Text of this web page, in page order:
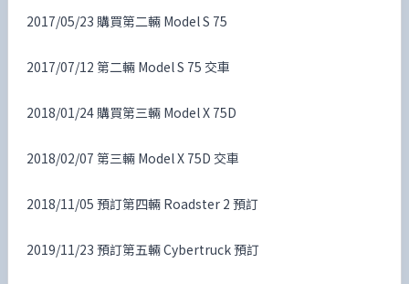
2017/05/23 購買第二輛 Model S 75
2017/07/12 第二輛 Model S 75 交車
2018/01/24 購買第三輛 Model X 75D
2018/02/07 第三輛 Model X 75D 交車​
2018/11/05 預訂第四輛 Roadster 2 預訂
2019/11/23 預訂第五輛 Cybertruck 預訂